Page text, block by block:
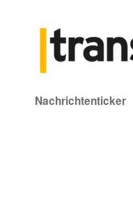
Nachrichtenticker